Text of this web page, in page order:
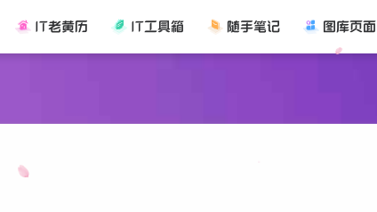
IT老黄历 IT工具箱 随手笔记 图库页面